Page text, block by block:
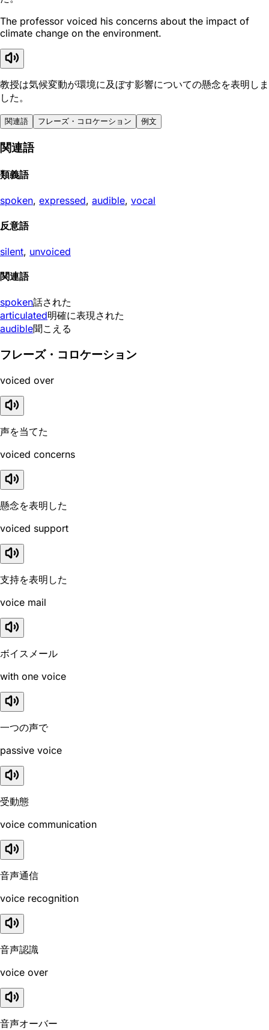
The professor voiced his concerns about the impact of
climate change on the environment.
教授は気候変動が環境に及ぼす影響についての懸念を表明しま
した。
関連語 フレーズ・コロケーション 例文
関連語
類義語
spoken, expressed, audible, vocal
反意語
silent, unvoiced
関連語
spoken話された
articulated明確に表現された
audible聞こえる
フレーズ・コロケーション
voiced over
声を当てた
voiced concerns
懸念を表明した
voiced support
支持を表明した
voice mail
ボイスメール
with one voice
一つの声で
passive voice
受動態
voice communication
音声通信
voice recognition
音声認識
voice over
音声オーバー